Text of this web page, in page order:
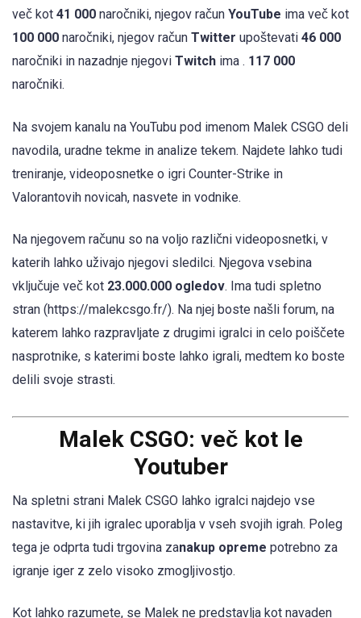
več kot 41 000 naročniki, njegov račun YouTube ima več kot
100 000 naročniki, njegov račun Twitter upoštevati 46 000
naročniki in nazadnje njegovi Twitch ima . 117 000
naročniki.
Na svojem kanalu na YouTubu pod imenom Malek CSGO deli
navodila, uradne tekme in analize tekem. Najdete lahko tudi
treniranje, videoposnetke o igri Counter-Strike in
Valorantovih novicah, nasvete in vodnike.
Na njegovem računu so na voljo različni videoposnetki, v
katerih lahko uživajo njegovi sledilci. Njegova vsebina
vključuje več kot 23.000.000 ogledov. Ima tudi spletno
stran (https://malekcsgo.fr/). Na njej boste našli forum, na
katerem lahko razpravljate z drugimi igralci in celo poiščete
nasprotnike, s katerimi boste lahko igrali, medtem ko boste
delili svoje strasti.
Malek CSGO: več kot le
Youtuber
Na spletni strani Malek CSGO lahko igralci najdejo vse
nastavitve, ki jih igralec uporablja v vseh svojih igrah. Poleg
tega je odprta tudi trgovina zanakup opreme potrebno za
igranje iger z zelo visoko zmogljivostjo.
Kot lahko razumete, se Malek ne predstavlja kot navaden